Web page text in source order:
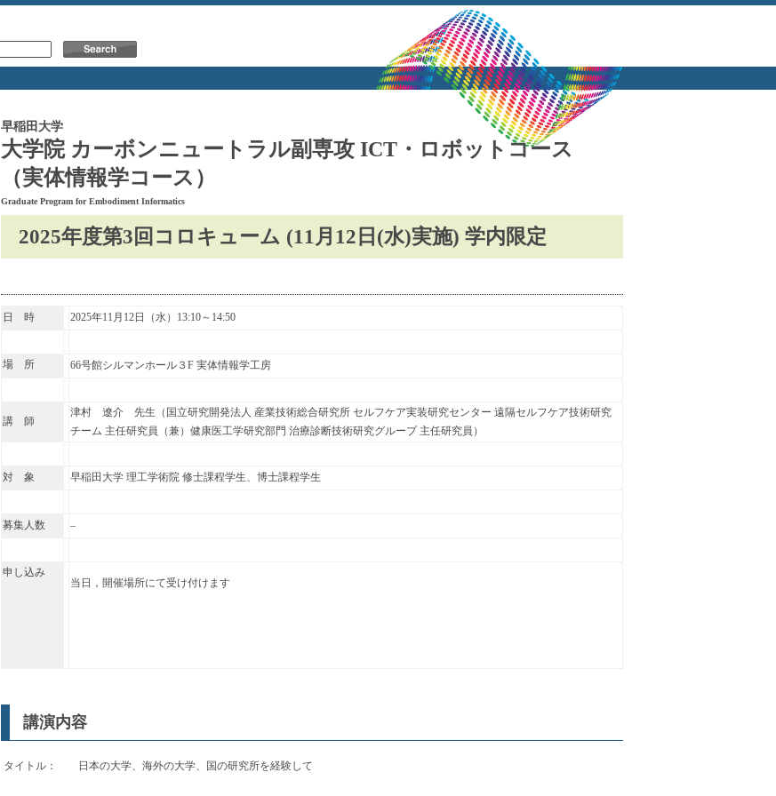
早稲田大学
大学院 カーボンニュートラル副専攻 ICT・ロボットコース
（実体情報学コース）
Graduate Program for Embodiment Informatics
2025年度第3回コロキューム (11月12日(水)実施) 学内限定
日 時 2025年11月12日（水）13:10～14:50
場 所 66号館シルマンホール３F 実体情報学工房
講 師
津村 遼介 先生（国立研究開発法人 産業技術総合研究所 セルフケア実装研究センター 遠隔セルフケア技術研究
チーム 主任研究員（兼）健康医工学研究部門 治療診断技術研究グループ 主任研究員）
対 象 早稲田大学 理工学術院 修士課程学生、博士課程学生
募集人数 –
申し込み
当日，開催場所にて受け付けます
講演内容
タイトル： 日本の大学、海外の大学、国の研究所を経験して